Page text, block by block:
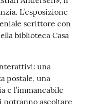
L’esposizione
scrittore con
biblioteca Casa
una
postale, una
e l’immancabile
ascoltare